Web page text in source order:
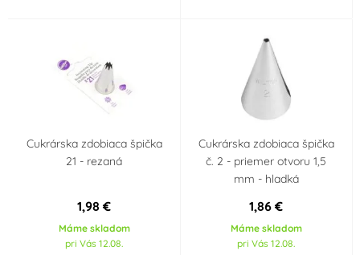
Cukrárska zdobiaca špička
21 - rezaná
1,98 €
Máme skladom
pri Vás 12.08.
Cukrárska zdobiaca špička
č. 2 - priemer otvoru 1,5
mm - hladká
1,86 €
Máme skladom
pri Vás 12.08.